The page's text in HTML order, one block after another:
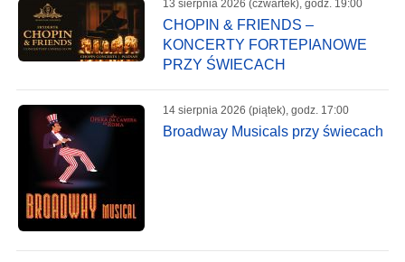
13 sierpnia 2026 (czwartek), godz. 19:00
CHOPIN & FRIENDS –
KONCERTY FORTEPIANOWE
PRZY ŚWIECACH
14 sierpnia 2026 (piątek), godz. 17:00
Broadway Musicals przy świecach